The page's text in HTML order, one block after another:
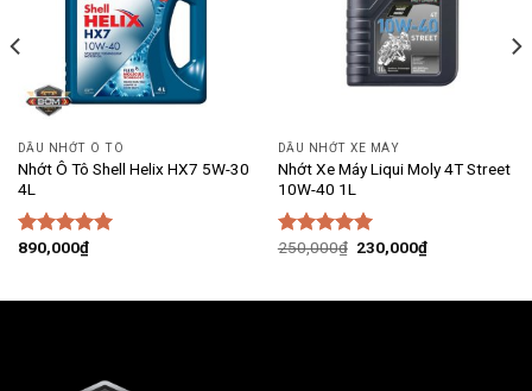
DẦU NHỚT Ô TÔ
Nhớt Ô Tô Shell Helix HX7 5W-30
4L
Được xếp
890,000₫
DẦU NHỚT XE MÁY
Nhớt Xe Máy Liqui Moly 4T Street
10W-40 1L
Được xếp
250,000₫ Giá
230,000₫Giá
hiện